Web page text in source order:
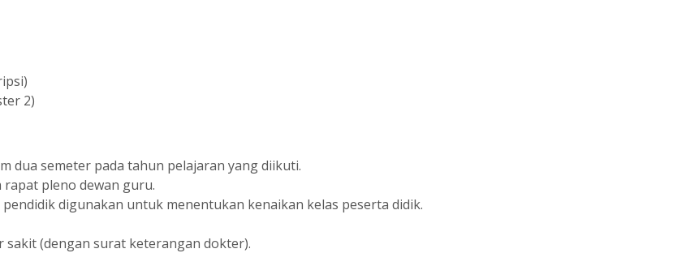
2)
dua semeter pada tahun pelajaran yang diikuti.
pleno dewan guru.
digunakan untuk menentukan kenaikan kelas peserta didik.
sakit (dengan surat keterangan dokter).